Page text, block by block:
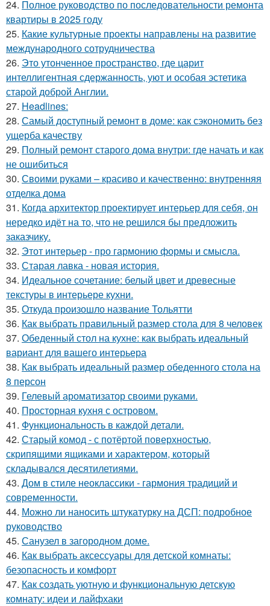
24. Полное руководство по последовательности ремонта
квартиры в 2025 году
25. Какие культурные проекты направлены на развитие
международного сотрудничества
26. Это утонченное пространство, где царит
интеллигентная сдержанность, уют и особая эстетика
старой доброй Англии.
27. Headlines:
28. Самый доступный ремонт в доме: как сэкономить без
ущерба качеству
29. Полный ремонт старого дома внутри: где начать и как
не ошибиться
30. Своими руками – красиво и качественно: внутренняя
отделка дома
31. Когда архитектор проектирует интерьер для себя, он
нередко идёт на то, что не решился бы предложить
заказчику.
32. Этот интерьер - про гармонию формы и смысла.
33. Старая лавка - новая история.
34. Идеальное сочетание: белый цвет и древесные
текстуры в интерьере кухни.
35. Откуда произошло название Тольятти
36. Как выбрать правильный размер стола для 8 человек
37. Обеденный стол на кухне: как выбрать идеальный
вариант для вашего интерьера
38. Как выбрать идеальный размер обеденного стола на
8 персон
39. Гелевый ароматизатор своими руками.
40. Просторная кухня с островом.
41. Функциональность в каждой детали.
42. Старый комод - с потёртой поверхностью,
скрипящими ящиками и характером, который
складывался десятилетиями.
43. Дом в стиле неоклассики - гармония традиций и
современности.
44. Можно ли наносить штукатурку на ДСП: подробное
руководство
45. Санузел в загородном доме.
46. Как выбрать аксессуары для детской комнаты:
безопасность и комфорт
47. Как создать уютную и функциональную детскую
комнату: идеи и лайфхаки